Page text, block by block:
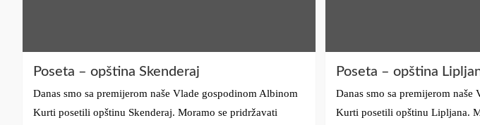
Poseta – opština Skenderaj
Danas smo sa premijerom naše Vlade gospodinom Albinom
Kurti posetili opštinu Skenderaj. Moramo se pridržavati
Poseta – opština
Danas smo sa premijerom
Kurti posetili opštinu Lipljana.